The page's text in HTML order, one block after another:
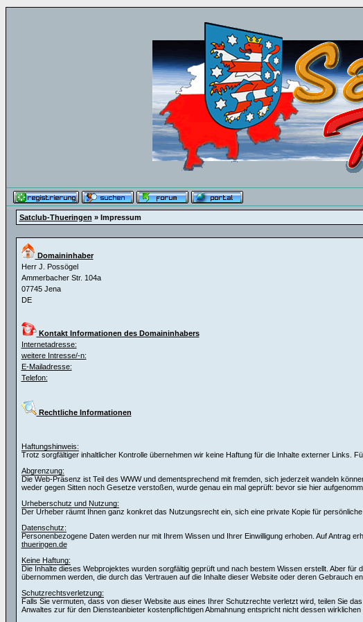
Satclub-Thueringen » Impressum
Domaininhaber
Herr J. Possögel
Ammerbacher Str. 104a
07745 Jena
DE
Kontakt Informationen des Domaininhabers
Internetadresse:
weitere Intresse/-n:
E-Mailadresse:
Telefon:
Rechtliche Informationen
Haftungshinweis:
Trotz sorgfältiger inhaltlicher Kontrolle übernehmen wir keine Haftung für die Inhalte externer Links.
Abgrenzung:
Die Web-Präsenz ist Teil des WWW und dementsprechend mit fremden, sich jederzeit wandeln
weder gegen Sitten noch Gesetze verstoßen, wurde genau ein mal geprüft: bevor sie hier
Urheberschutz und Nutzung:
Der Urheber räumt Ihnen ganz konkret das Nutzungsrecht ein, sich eine private Kopie für
Datenschutz:
Personenbezogene Daten werden nur mit Ihrem Wissen und Ihrer Einwilligung erhoben. Auf Antrag
thueringen.de
Keine Haftung:
Die Inhalte dieses Webprojektes wurden sorgfältig geprüft und nach bestem Wissen erstellt. Aber
übernommen werden, die durch das Vertrauen auf die Inhalte dieser Website oder deren Gebrauch
Schutzrechtsverletzung:
Falls Sie vermuten, dass von dieser Website aus eines Ihrer Schutzrechte verletzt wird, teilen Sie
Anwaltes zur für den Diensteanbieter kostenpflichtigen Abmahnung entspricht nicht dessen wirklichen